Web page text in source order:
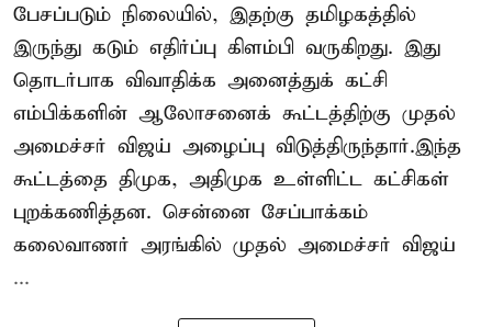
பேசப்படும் நிலையில், இதற்கு தமிழகத்தில்
இருந்து கடும் எதிர்ப்பு கிளம்பி வருகிறது. இது
தொடர்பாக விவாதிக்க அனைத்துக் கட்சி
எம்பிக்களின் ஆலோசனைக் கூட்டத்திற்கு முதல்
அமைச்சர் விஜய் அழைப்பு விடுத்திருந்தார்.இந்த
கூட்டத்தை திமுக, அதிமுக உள்ளிட்ட கட்சிகள்
புறக்கணித்தன. சென்னை சேப்பாக்கம்
கலைவாணர் அரங்கில் முதல் அமைச்சர் விஜய்
...